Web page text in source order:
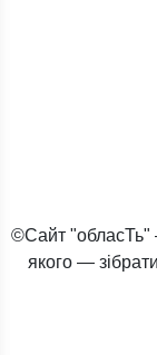
©Сайт "обласТь"
якого —